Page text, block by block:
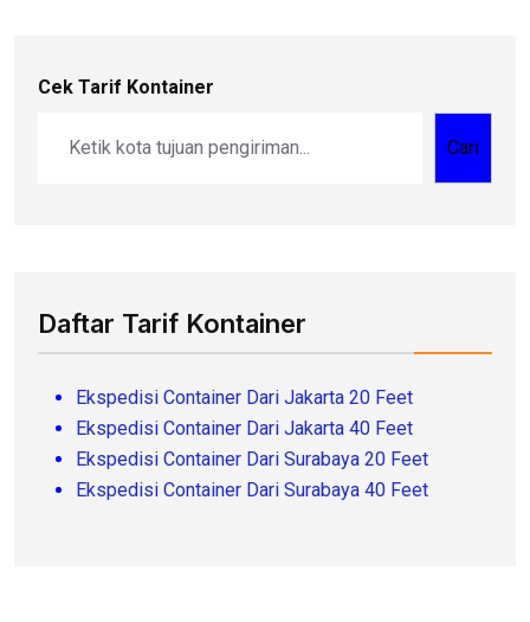
Cek Tarif Kontainer
Cari
Daftar Tarif Kontainer
Ekspedisi Container Dari Jakarta 20 Feet
Ekspedisi Container Dari Jakarta 40 Feet
Ekspedisi Container Dari Surabaya 20 Feet
Ekspedisi Container Dari Surabaya 40 Feet